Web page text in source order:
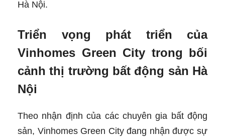
Hà Nội.
Triển vọng phát triển của
Vinhomes Green City trong bối
cảnh thị trường bất động sản Hà
Nội
Theo nhận định của các chuyên gia bất động
sản, Vinhomes Green City đang nhận được sự